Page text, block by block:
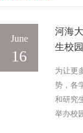
June
16
河海
生校
为让更
势，各
和研究
举办校